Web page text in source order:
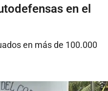
en el
en más de 100.000